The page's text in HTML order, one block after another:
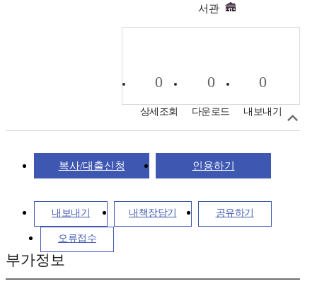
서관
0
상세조회
0
다운로드
0
내보내기
복사/대출신청 인용하기
내보내기 내책장담기 공유하기
오류접수
부가정보